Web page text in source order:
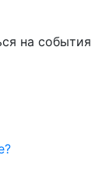
на события